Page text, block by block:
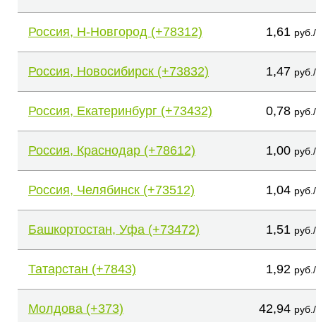
Россия, Н-Новгород (+78312) 1,61
Россия, Новосибирск (+73832) 1,47
Россия, Екатеринбург (+73432) 0,78
Россия, Краснодар (+78612) 1,00
Россия, Челябинск (+73512) 1,04
Башкортостан, Уфа (+73472) 1,51
Татарстан (+7843) 1,92
Молдова (+373) 42,94